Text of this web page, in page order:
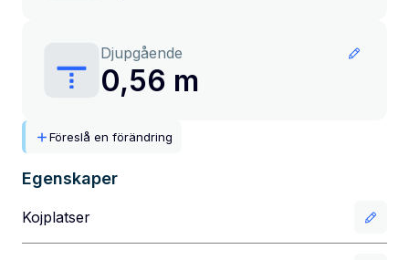
Djupgående
0,56 m
Föreslå en förändring
Egenskaper
Kojplatser